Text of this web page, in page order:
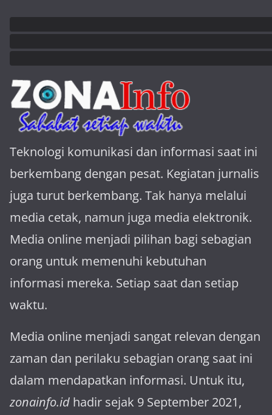
Teknologi komunikasi dan informasi saat ini
berkembang dengan pesat. Kegiatan jurnalis
juga turut berkembang. Tak hanya melalui
media cetak, namun juga media elektronik.
Media online menjadi pilihan bagi sebagian
orang untuk memenuhi kebutuhan
informasi mereka. Setiap saat dan setiap
waktu.
Media online menjadi sangat relevan dengan
za­man dan perilaku sebagian orang saat ini
dalam mendapatkan informasi. Untuk itu,
zonainfo.id hadir sejak 9 September 2021,